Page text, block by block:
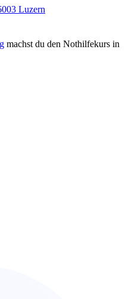
Luzern
machst du den Nothilfekurs in